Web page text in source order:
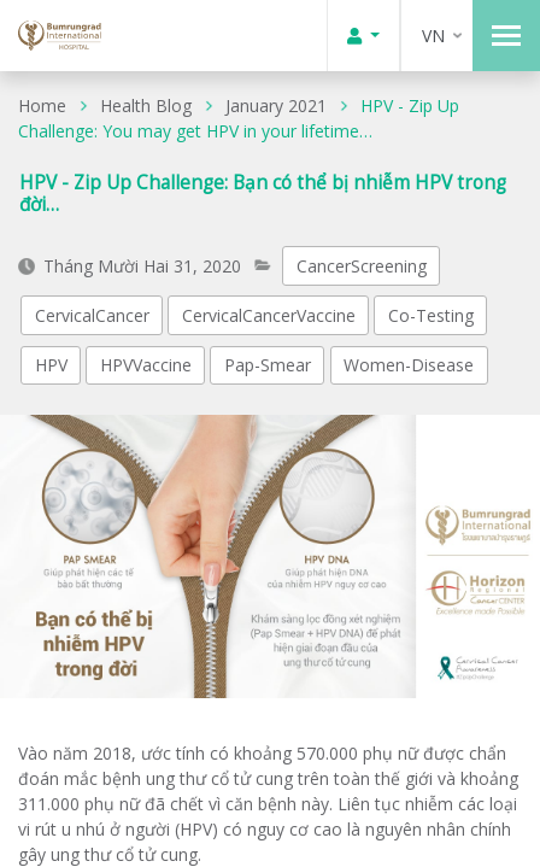
VN
Home Health Blog January 2021
HPV - Zip Up
Challenge: You may get HPV in your lifetime…
HPV - Zip Up Challenge: Bạn có thể bị nhiễm HPV trong
đời…
Tháng Mười Hai 31, 2020 CancerScreening
CervicalCancer CervicalCancerVaccine Co-Testing
HPV HPVVaccine Pap-Smear Women-Disease
Vào năm 2018, ước tính có khoảng 570.000 phụ nữ được chẩn
đoán mắc bệnh ung thư cổ tử cung trên toàn thế giới và khoảng
311.000 phụ nữ đã chết vì căn bệnh này. Liên tục nhiễm các loại
vi rút u nhú ở người (HPV) có nguy cơ cao là nguyên nhân chính
gây ung thư cổ tử cung.